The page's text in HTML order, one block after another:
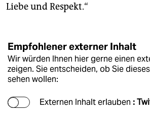
Liebe und Respekt.“
Empfohlener externer Inhalt
Wir würden Ihnen hier gerne einen
zeigen. Sie entscheiden, ob Sie
sehen wollen:
Externen Inhalt erlauben :